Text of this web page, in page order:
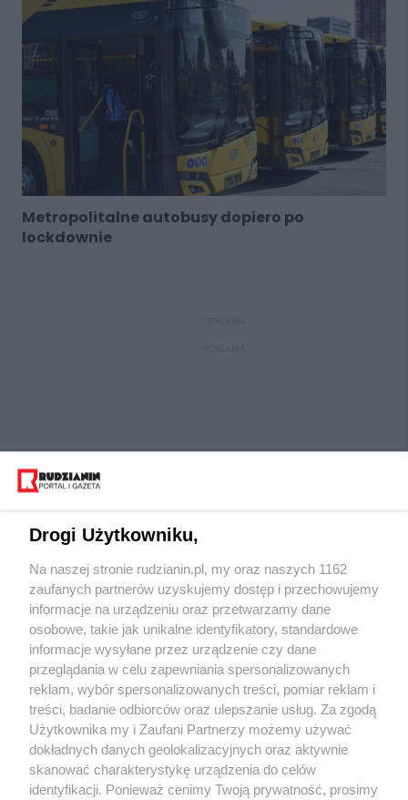
Metropolitalne autobusy dopiero po
lockdownie
Wydawca mediów lokalnych
Nie zapomnij
zapoznać się z:
polityką prywatności regulamin korzystania z portali
Twojemiasto
Piekary Śląskie
Chorzów
Tarnowskie Góry
Skontaktuj sięz nami
Kontakt
Wydawca
Redakcja
Drogi Użytkowniku,
Na naszej stronie rudzianin.pl, my oraz naszych 1162
zaufanych partnerów uzyskujemy dostęp i przechowujemy
informacje na urządzeniu oraz przetwarzamy dane
osobowe, takie jak unikalne identyfikatory, standardowe
informacje wysyłane przez urządzenie czy dane
przeglądania w celu zapewniania spersonalizowanych
reklam, wybór spersonalizowanych treści, pomiar reklam i
treści, badanie odbiorców oraz ulepszanie usług. Za zgodą
Użytkownika my i Zaufani Partnerzy możemy używać
dokładnych danych geolokalizacyjnych oraz aktywnie
skanować charakterystykę urządzenia do celów
identyfikacji. Ponieważ cenimy Twoją prywatność, prosimy